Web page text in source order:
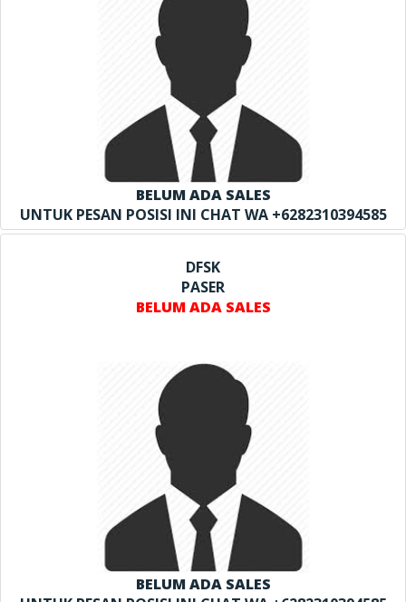
BELUM ADA SALES
UNTUK PESAN POSISI INI CHAT WA +6282310394585
DFSK
PASER
BELUM ADA SALES
BELUM ADA SALES